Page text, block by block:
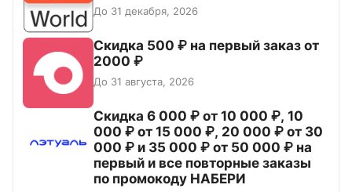
До 31 декабря, 2026
Скидка 500 ₽ на первый заказ от
2000 ₽
До 31 августа, 2026
Скидка 6 000 ₽ от 10 000 ₽, 10
000 ₽ от 15 000 ₽, 20 000 ₽ от 30
000 ₽ и 35 000 ₽ от 50 000 ₽ на
первый и все повторные заказы
по промокоду НАБЕРИ